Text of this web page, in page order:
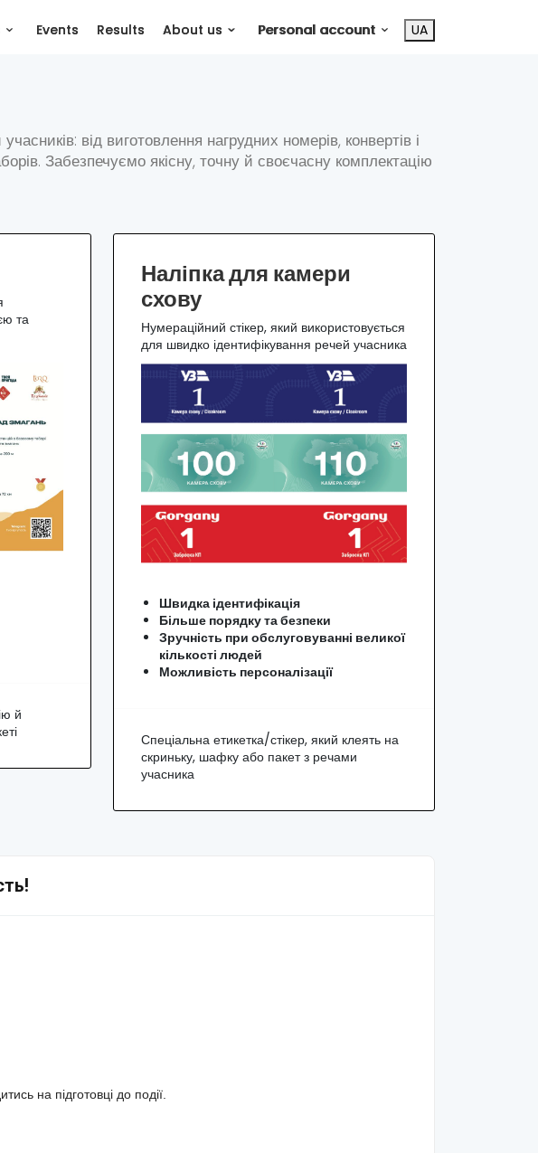
Events Results About us Personal account UA
від виготовлення нагрудних номерів, конвертів і
Забезпечуємо якісну, точну й своєчасну комплектацію
та
й
Наліпка для камери
схову
Нумераційний стікер, який використовується
для швидко ідентифікування речей учасника
Швидка ідентифікація
Більше порядку та безпеки
Зручність при обслуговуванні великої
кількості людей
Можливість персоналізації
Спеціальна етикетка/стікер, який клеять на
скриньку, шафку або пакет з речами
учасника